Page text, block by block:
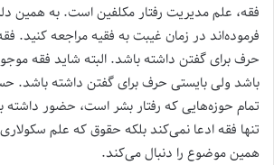
فقه، علم مدیریت رفتار مکلفین است. به همین
فرموده‌اند در زمان غیبت به فقیه مراجعه کنید.
حرف برای گفتن داشته باشد. البته شاید فقه
باشد ولی بایستی حرف برای گفتن داشته باشد.
تمام حوزه‌هایی که رفتار بشر است، حضور داشته
تنها فقه ادعا نمی‌کند بلکه حقوق که علم
همین موضوع را دنبال می‌کند.